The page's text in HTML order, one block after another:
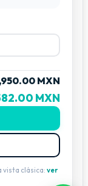
MXN
MXN
vista clásica: ver